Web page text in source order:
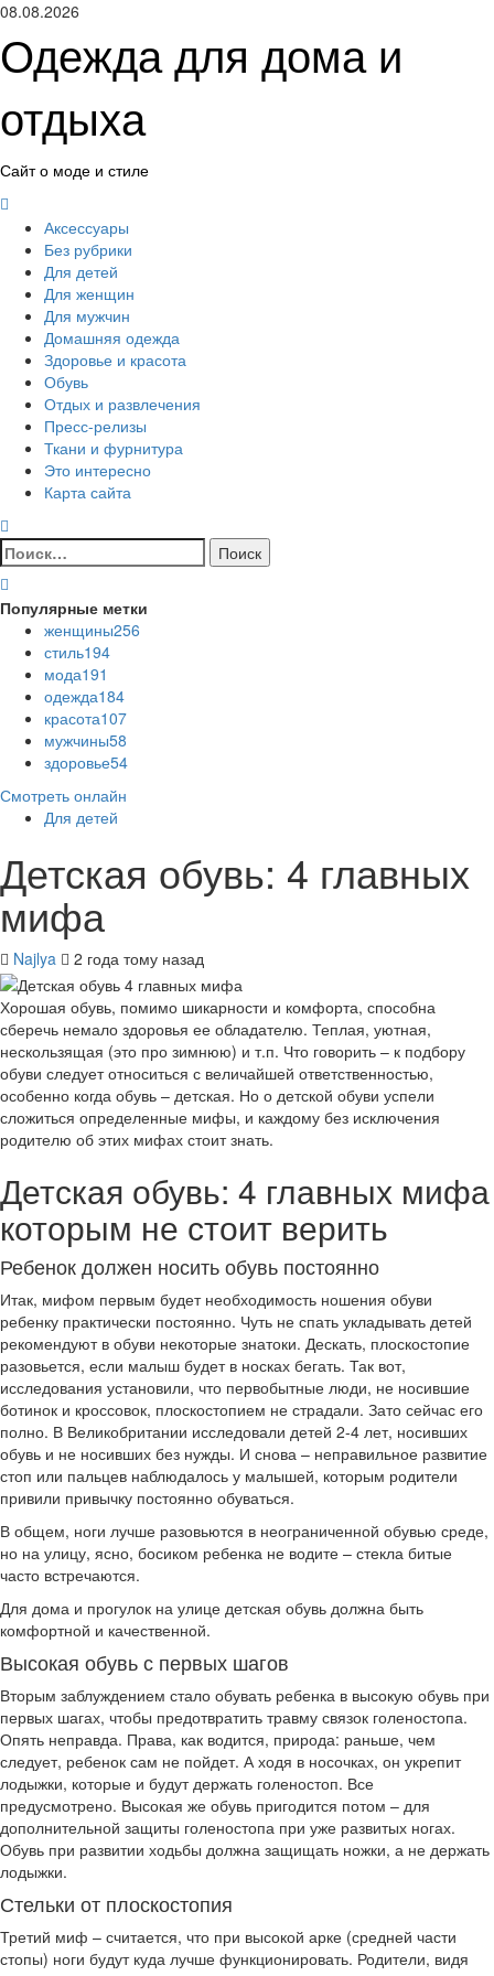
Перейти
содержимому
08.08.2026
Одежда для дома и
отдыха
Сайт о моде и стиле
менюАксессуары
Без рубрики
Для детей
Для женщин
Для мужчин
Домашняя одежда
Здоровье и красота
Обувь
Отдых и развлечения
Пресс-релизы
Ткани и фурнитура
Это интересно
Карта сайта
Найти:
Популярные метки
женщины256
стиль194
мода191
одежда184
красота107
мужчины58
здоровье54
Смотреть онлайн
Для детей
Детская обувь: 4 главных
мифа
Najlya 2 года тому назад
Хорошая обувь, помимо шикарности и комфорта, способна
сберечь немало здоровья ее обладателю. Теплая, уютная,
нескользящая (это про зимнюю) и т.п. Что говорить – к подбору
обуви следует относиться с величайшей ответственностью,
особенно когда обувь – детская. Но о детской обуви успели
сложиться определенные мифы, и каждому без исключения
родителю об этих мифах стоит знать.
Детская обувь: 4 главных мифа
которым не стоит верить
Ребенок должен носить обувь постоянно
Итак, мифом первым будет необходимость ношения обуви
ребенку практически постоянно. Чуть не спать укладывать детей
рекомендуют в обуви некоторые знатоки. Дескать, плоскостопие
разовьется, если малыш будет в носках бегать. Так вот,
исследования установили, что первобытные люди, не носившие
ботинок и кроссовок, плоскостопием не страдали. Зато сейчас его
полно. В Великобритании исследовали детей 2-4 лет, носивших
обувь и не носивших без нужды. И снова – неправильное развитие
стоп или пальцев наблюдалось у малышей, которым родители
привили привычку постоянно обуваться.
В общем, ноги лучше разовьются в неограниченной обувью среде,
но на улицу, ясно, босиком ребенка не водите – стекла битые
часто встречаются.
Для дома и прогулок на улице детская обувь должна быть
комфортной и качественной.
Высокая обувь с первых шагов
Вторым заблуждением стало обувать ребенка в высокую обувь при
первых шагах, чтобы предотвратить травму связок голеностопа.
Опять неправда. Права, как водится, природа: раньше, чем
следует, ребенок сам не пойдет. А ходя в носочках, он укрепит
лодыжки, которые и будут держать голеностоп. Все
предусмотрено. Высокая же обувь пригодится потом – для
дополнительной защиты голеностопа при уже развитых ногах.
Обувь при развитии ходьбы должна защищать ножки, а не держать
лодыжки.
Стельки от плоскостопия
Третий миф – считается, что при высокой арке (средней части
стопы) ноги будут куда лучше функционировать. Родители, видя